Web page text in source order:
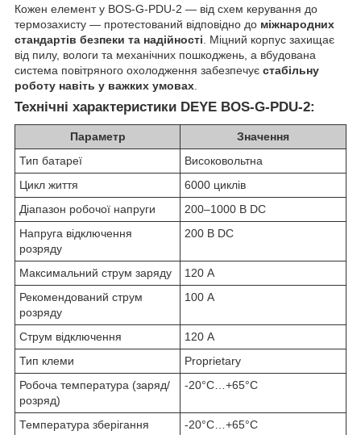
Кожен елемент у BOS-G-PDU-2 — від схем керування до
термозахисту — протестований відповідно до міжнародних
стандартів безпеки та надійності . Міцний корпус захищає
від пилу, вологи та механічних пошкоджень, а вбудована
система повітряного охолодження забезпечує стабільну
роботу навіть у важких умовах
Технічні характеристики DEYE BOS-G-PDU-2:
Параметр
Значення
Тип батареї
Високовольтна
Цикл життя
6000 циклів
Діапазон робочої напруги
200–1000 В DC
Напруга відключення
розряду
200 В DC
Максимальний струм заряду
120 А
Рекомендований струм
розряду
100 А
Струм відключення
120 А
Тип клеми
Proprietary
Робоча температура (заряд/
розряд)
-20°C…+65°C
Температура зберігання
-20°C…+65°C